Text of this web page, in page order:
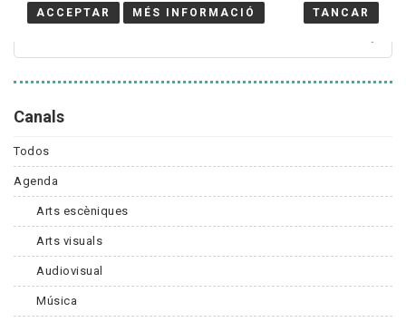
Canals
Todos
Agenda
Arts escèniques
Arts visuals
Audiovisual
Música
ACCEPTAR MÉS INFORMACIÓ TANCAR